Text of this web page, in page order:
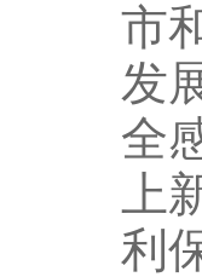
市
发
全
上
利